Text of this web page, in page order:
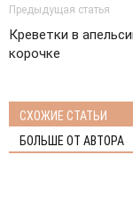
Предыдущая статья
Креветки в
корочке
СХОЖИЕ СТАТЬИ
БОЛЬШЕ ОТ АВТОРА